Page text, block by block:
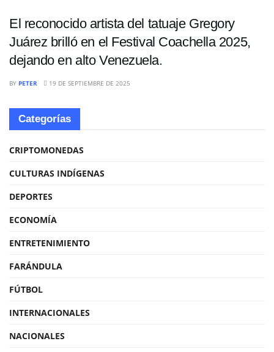
El reconocido artista del tatuaje Gregory
Juárez brilló en el Festival Coachella 2025,
dejando en alto Venezuela.
BY PETER 19 DE SEPTIEMBRE DE 2025
Categorías
CRIPTOMONEDAS
CULTURAS INDÍGENAS
DEPORTES
ECONOMÍA
ENTRETENIMIENTO
FARÁNDULA
FÚTBOL
INTERNACIONALES
NACIONALES